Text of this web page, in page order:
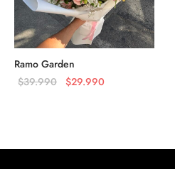
Ramo Garden
$39.990
El precio
$29.990